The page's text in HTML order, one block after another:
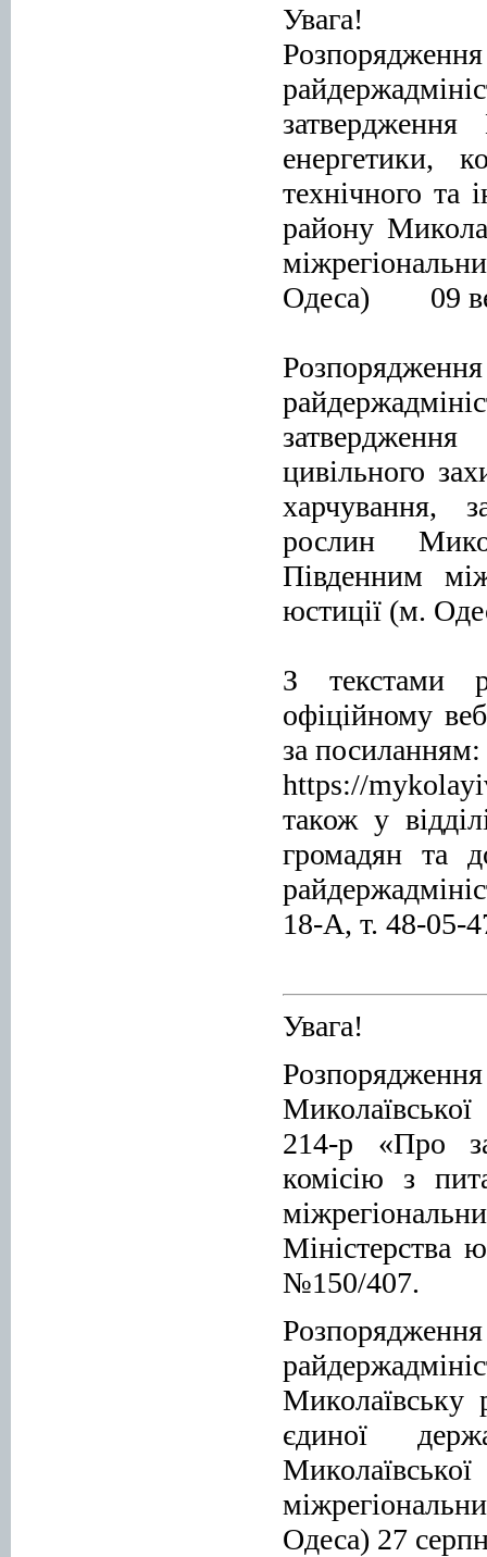
Увага!
енергетики,
технічного та
району
Одеса) 09
цивільного
харчування,
рослин
Південним
юстиції (м.
З текстами
офіційному
за посиланням:
https://
також у
громадян та
18-А, т. 48-05-
Увага!
214-р «Про
комісію з
Міністерства
№150/407.
Миколаївську
єдиної
Одеса) 27